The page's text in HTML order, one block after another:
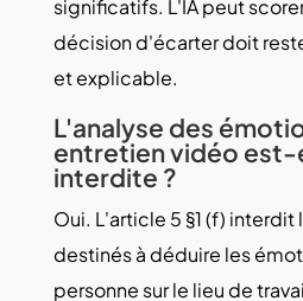
significatifs. L'IA peut
décision d'écarter doit
et explicable.
L'analyse des
entretien vidéo est-
interdite ?
Oui. L'article 5 §1 (f)
destinés à déduire les
personne sur le lieu de